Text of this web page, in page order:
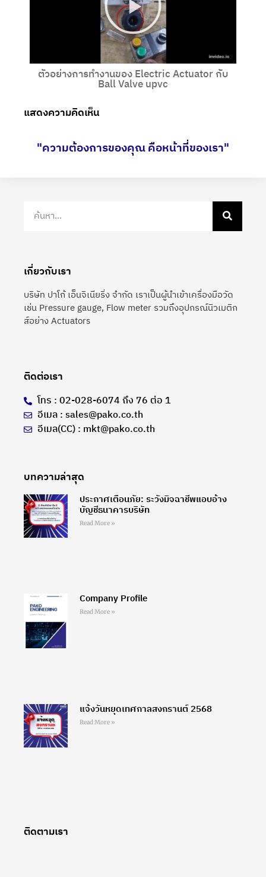
ตัวอย่างการทำงานของ Electric Actuator กับ
Ball Valve upvc
แสดงความคิดเห็น
"ความต้องการของคุณ คือหน้าที่ของเรา"
เกี่ยวกับเรา
บริษัท ปาโก้ เอ็นจิเนียริ่ง จำกัด เราเป็นผู้นำเข้าเครื่องมือวัด
เช่น Pressure gauge, Flow meter รวมถึงอุปกรณ์นิวเมติก
ส์อย่าง Actuators
ติดต่อเรา
โทร : 02-028-6074 ถึง 76 ต่อ 1
อีเมล : sales@pako.co.th
อีเมล(CC) : mkt@pako.co.th
บทความล่าสุด
ประกาศเตือนภัย: ระวังมิจฉาชีพแอบอ้าง
บัญชีธนาคารบริษัท
Read More »
Company Profile
Read More »
แจ้งวันหยุดเทศกาลสงกรานต์ 2568
Read More »
ติดตามเรา